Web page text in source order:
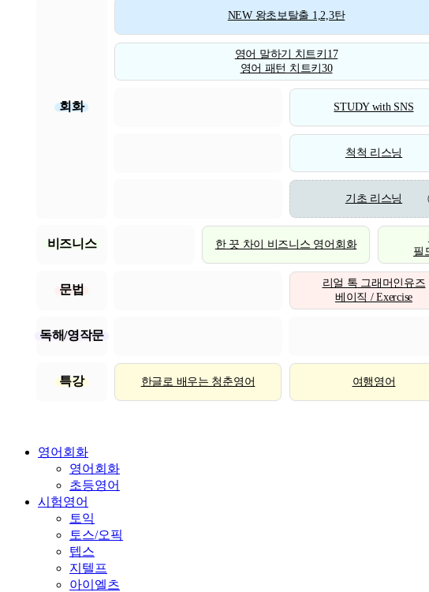
회화
NEW 왕초보탈출 1,2,3탄
영어 말하기 치트키17
영어 패턴 치트키30
STUDY with SNS
척척 리스닝
기초 리스닝
비즈니스 한 끗 차이 비즈니스 영어회화
필
문법
리얼 톡 그래머인유즈
베이직 / Exercise
독해/영작문
특강 한글로 배우는 청춘영어 여행영어
영어회화
영어회화
초등영어
시험영어
토익
토스/오픽
텝스
지텔프
아이엘츠